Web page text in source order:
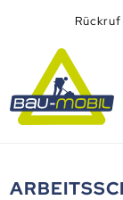
Rückruf